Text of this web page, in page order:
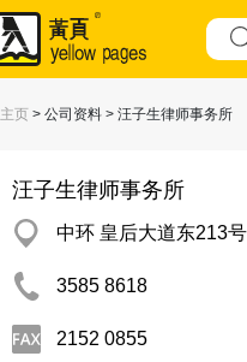
主页 > 公司资料 > 汪子生律师事务所
汪子生律师事务所
中环 皇后大道东213
3585 8618
2152 0855